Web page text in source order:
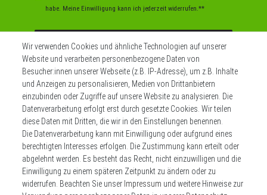
habe. Meine Einwilligung kann ich jederzeit widerrufen.**
** Hierbei handelt es sich um ein Pflichtfeld.
Widerrufs­recht Impressum
Daten­schutz­erklärung AGB Kontakt
Zahlen sie bequem per
Wir verwenden Cookies und ähnliche Technologien auf unserer
Website und verarbeiten personenbezogene Daten von
Besucher:innen unserer Webseite (z.B. IP-Adresse), um z.B. Inhalte
und Anzeigen zu personalisieren, Medien von Drittanbietern
einzubinden oder Zugriffe auf unsere Website zu analysieren. Die
Datenverarbeitung erfolgt erst durch gesetzte Cookies. Wir teilen
diese Daten mit Dritten, die wir in den Einstellungen benennen.
Die Datenverarbeitung kann mit Einwilligung oder aufgrund eines
berechtigten Interesses erfolgen. Die Zustimmung kann erteilt oder
abgelehnt werden. Es besteht das Recht, nicht einzuwilligen und die
Einwilligung zu einem späteren Zeitpunkt zu ändern oder zu
widerrufen. Beachten Sie unser Impressum und weitere Hinweise zur